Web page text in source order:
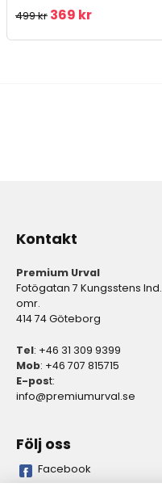
499 kr 369 kr
Kontakt
Premium Urval
Fotögatan 7 Kungsstens Ind.
omr.
414 74 Göteborg
Tel: +46 31 309 9399
Mob: +46 707 815715
E-post:
info@premiumurval.se
Följ oss
Facebook